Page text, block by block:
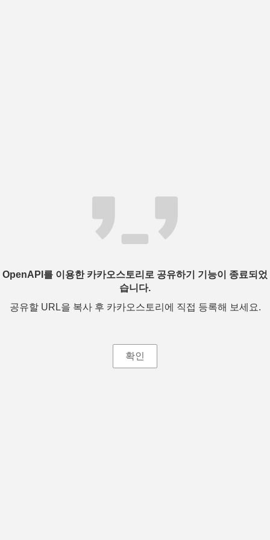
OpenAPI를 이용한 카카오스토리로 공유하기 기능이 종료되었
습니다.
공유할 URL을 복사 후 카카오스토리에 직접 등록해 보세요.
확인